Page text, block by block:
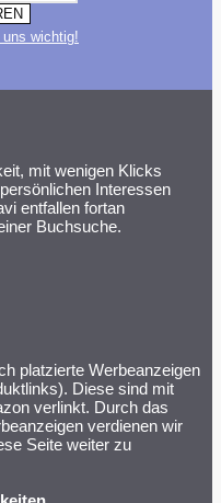
wichtig!
mit wenigen Klicks
Interessen
entfallen fortan
Buchsuche.
platzierte Werbeanzeigen
Diese sind mit
verlinkt. Durch das
verdienen wir
Seite weiter zu